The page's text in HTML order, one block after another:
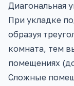
Диагональная
При укладке
образуя
комната, тем
помещениях
Сложные